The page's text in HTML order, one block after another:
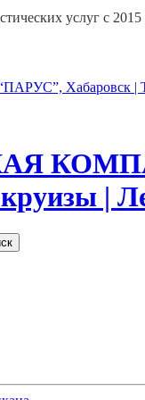
услуг с 2015